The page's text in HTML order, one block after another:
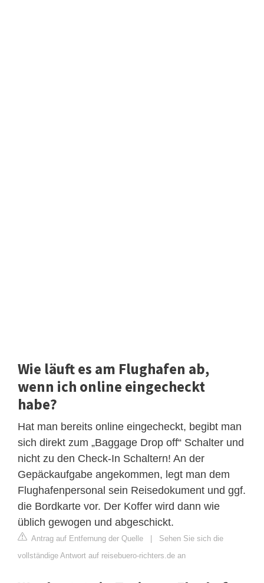
Wie läuft es am Flughafen ab,
wenn ich online eingecheckt
habe?
Hat man bereits online eingecheckt, begibt man
sich direkt zum „Baggage Drop off“ Schalter und
nicht zu den Check-In Schaltern! An der
Gepäckaufgabe angekommen, legt man dem
Flughafenpersonal sein Reisedokument und ggf.
die Bordkarte vor. Der Koffer wird dann wie
üblich gewogen und abgeschickt.
Antrag auf Entfernung der Quelle | Sehen Sie sich die
vollständige Antwort auf reisebuero-richters.de an